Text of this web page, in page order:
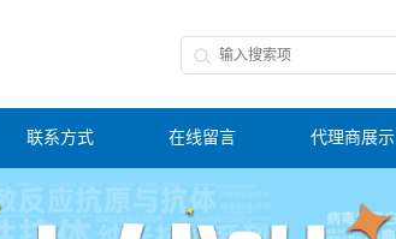
联系方式 在线留言 代理商展示